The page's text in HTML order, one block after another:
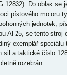
12832). Do oblak se
pístového motoru
jednotek,
Al-25, se tento stroj
exemplář speciálu
sil a taktické číslo
rozebrán.